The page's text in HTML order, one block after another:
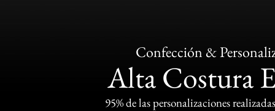
Confección &
Alta Costura
95% de las personalizaciones